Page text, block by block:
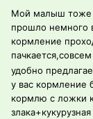
Мой малыш тоже
прошло немного
кормление
удобно
у вас кормление
кормлю с ложки